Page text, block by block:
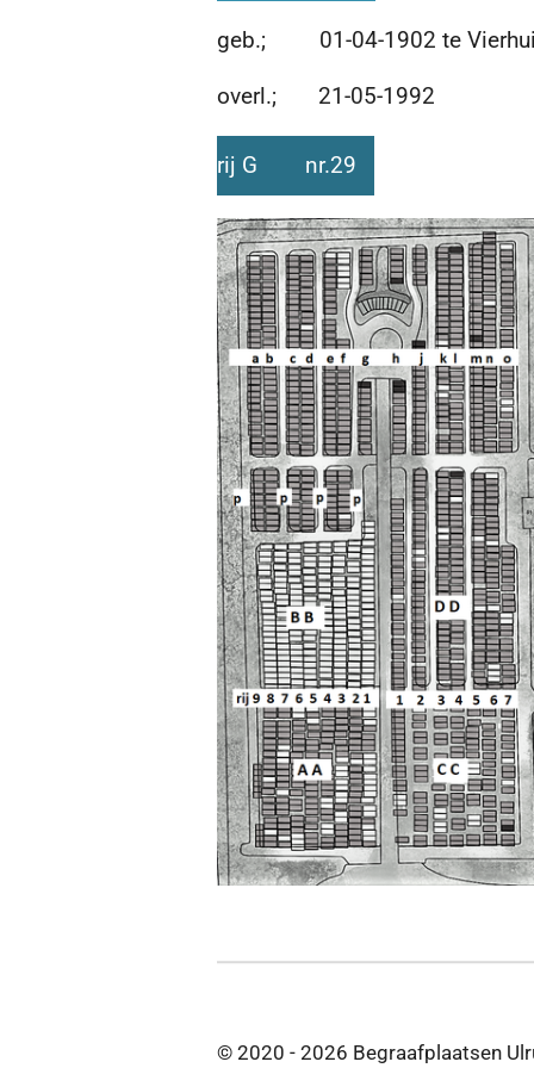
geb.; 01-04-1902 te
overl.; 21-05-1992
rij G nr.29
© 2020 - 2026 Begraafplaatsen